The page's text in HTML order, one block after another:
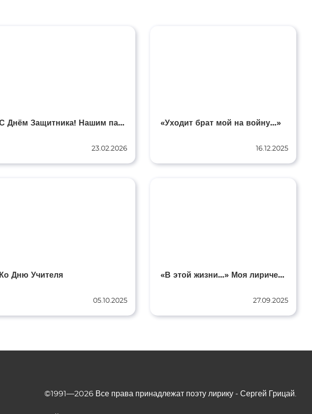
С Днём Защитника! Нашим парням посвящается…
23.02.2026
«Уходит брат мой на войну…»
16.12.2025
Ко Дню Учителя
05.10.2025
«В этой жизни…» Моя лирическая автобиография…
27.09.2025
©1991—2026 Все права принадлежат поэту лирику - Сергей Грицай.